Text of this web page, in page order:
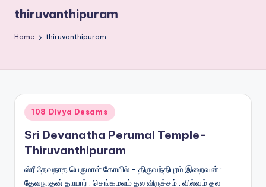
thiruvanthipuram
Home thiruvanthipuram
Posted
in
108 Divya Desams
Sri Devanatha Perumal Temple-
Thiruvanthipuram
ஸ்ரீ தேவநாத பெருமாள் கோயில் - திருவந்திபுரம் இறைவன் :
தேவநாதன் தாயார் : செங்கமலம் தல விருச்சம் : வில்வம் தல